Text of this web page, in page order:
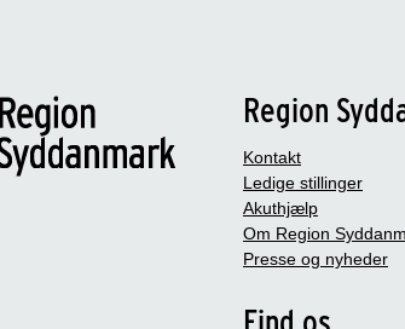
Region
Kontakt
Ledige stillinger
Akuthjælp
Om Region
Presse og nyheder